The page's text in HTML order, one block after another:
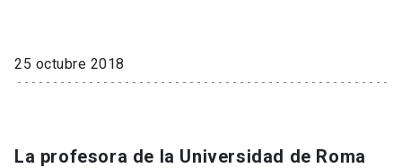
Vinculación
Información para keyboard_arrow_down
25 octubre 2018
La profesora de la Universidad de Roma